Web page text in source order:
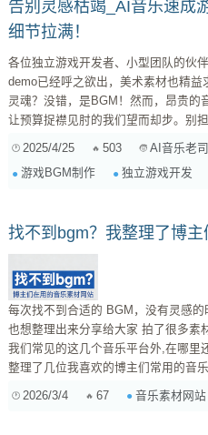
告别灵感枯竭_AI音乐速成
细节拉满！
各位独立游戏开发者、小型团队的伙
demo已经呼之欲出，美术素材也精
灵魂？没错，是BGM！然而，昂贵的
让预算捉襟见肘的我们望而却步。别
本。这篇攻略，我就手把手教你如何
BGM！ 一、为何选择AI音乐？痛点分析与优势解读 在深入实操之前，我们
2025/4/25 503 AI音乐老
游戏BGM制作
独立游戏开发
找不到bgm？我整理了博
每次找不到合适的 BGM，没有灵感
也想整理出来分享给大家 拍了很多素材,却找不到合适的背景音乐,那么除了
我们常见的这几个音乐平台外,在哪里
整理了几位我喜欢的博主们常用的音
2019年6月,影视飓风的 TIM 老师发布
2026/3/4 67 音乐素材网站